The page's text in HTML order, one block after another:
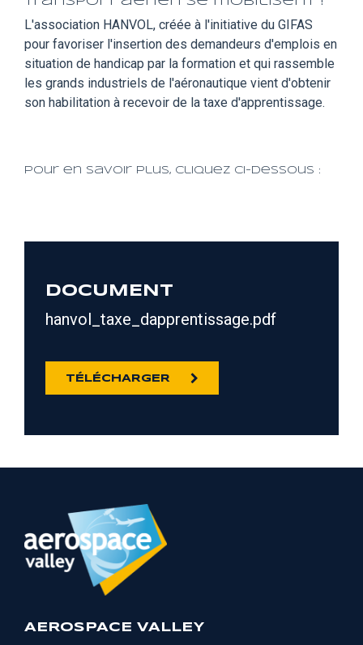
L'association HANVOL, créée à l'initiative du GIFAS
pour favoriser l'insertion des demandeurs d'emplois en
situation de handicap par la formation et qui rassemble
les grands industriels de l'aéronautique vient d'obtenir
son habilitation à recevoir de la taxe d'apprentissage.
Pour en savoir plus, cliquez ci-dessous :
DOCUMENT
hanvol_taxe_dapprentissage.pdf
TÉLÉCHARGER
AEROSPACE VALLEY